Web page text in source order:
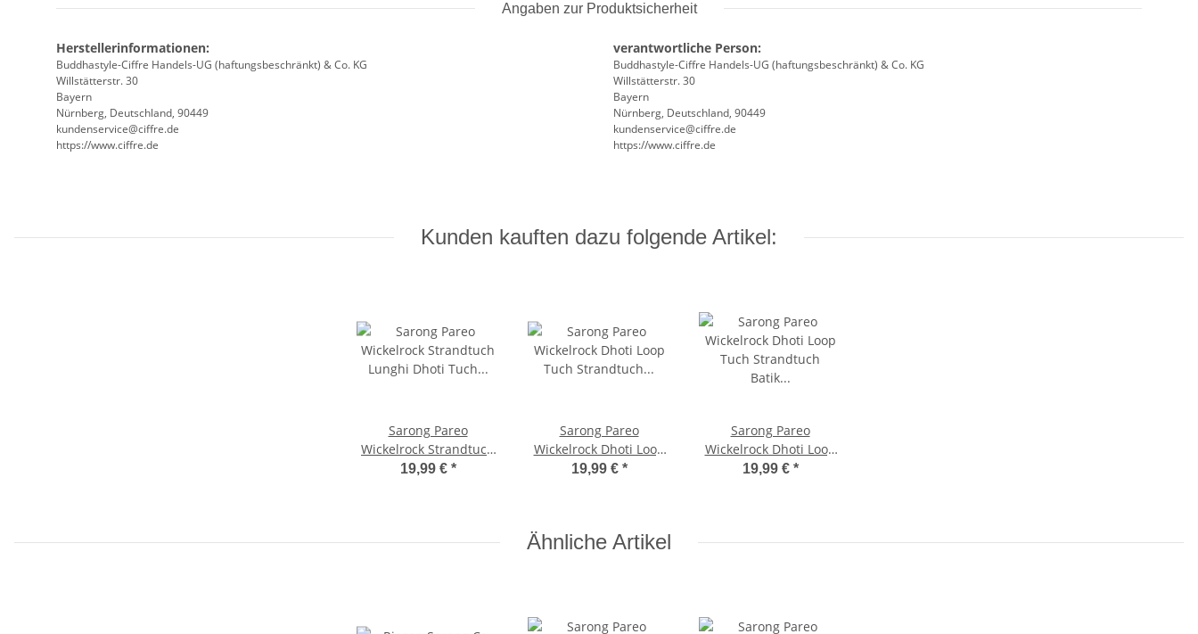
Angaben zur Produktsicherheit
Herstellerinformationen:
Buddhastyle-Ciffre Handels-UG (haftungsbeschränkt) & Co. KG
Willstätterstr. 30
Bayern
Nürnberg, Deutschland, 90449
kundenservice@ciffre.de
https://www.ciffre.de
verantwortliche Person:
Buddhastyle-Ciffre Handels-UG (haftungsbeschränkt) & Co. KG
Willstätterstr. 30
Bayern
Nürnberg, Deutschland, 90449
kundenservice@ciffre.de
https://www.ciffre.de
Kunden kauften dazu folgende Artikel:
Sarong Pareo
Wickelrock Strandtuch
Lunghi Dhoti Tuch
19,99 € *
Sarong Pareo
Wickelrock Dhoti Loop
Tuch Strandtuch
19,99 € *
Sarong Pareo
Wickelrock Dhoti Loop
Tuch Strandtuch Batik
19,99 € *
Ähnliche Artikel